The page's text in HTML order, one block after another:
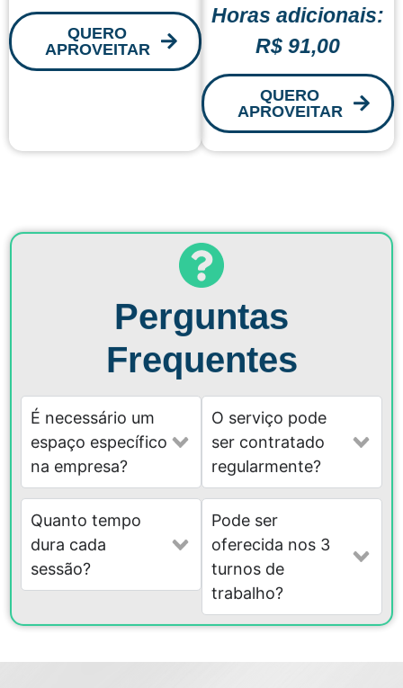
QUERO
APROVEITAR
Horas adicionais:
R$ 91,00
QUERO
APROVEITAR
Perguntas
Frequentes
É necessário um
espaço específico
na empresa?
Quanto tempo
dura cada
sessão?
O serviço pode
ser contratado
regularmente?
Pode ser
oferecida nos 3
turnos de
trabalho?